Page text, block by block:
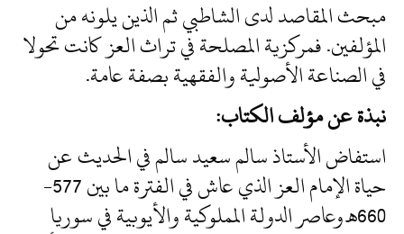
مبحث المقاصد لدى الشاطبي ثم الذين يلونه من
المؤلفين. فمركزية المصلحة في تراث العز كانت تحولا
في الصناعة الأصولية والفقهية بصفة عامة.
نبذة عن مؤلف الكتاب:
استفاض الأستاذ سالم سعيد سالم في الحديث عن
حياة الإمام العز الذي عاش في الفترة ما بين 577-
660هـ وعاصر الدولة المملوكية والأيوبية في سوريا